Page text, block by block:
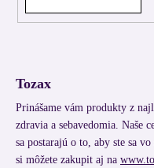
Tozax
Prinášame vám produkty z
zdravia a sebavedomia. Naše
sa postarajú o to, aby ste sa
si môžete zakupit aj na